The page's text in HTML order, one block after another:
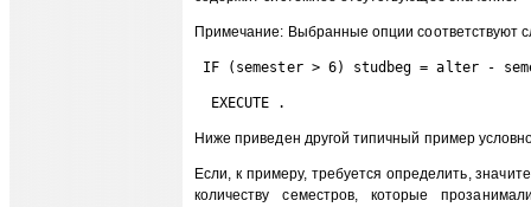
Примечание: Выбранные опции соответствуют
IF (semester > 6) studbeg = alter -
EXECUTE .
Ниже приведен другой типичный пример
Если, к примеру, требуется определить,
количеству семестров, которые